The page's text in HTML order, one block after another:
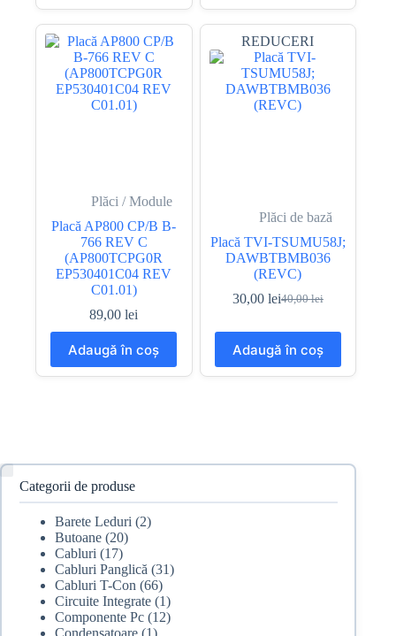
Plăci / Module
Placă AP800 CP/B B-
766 REV C
(AP800TCPG0R
EP530401C04 REV
C01.01)
89,00lei
Adaugă în coș
REDUCERI
Plăci de bază
Placă TVI-TSUMU58J;
DAWBTBMB036
(REVC)
40,00lei
Prețul
fost:
40,00 lei.
30,00 leiPrețul
30,00 lei.
Adaugă în coș
Categorii de produse
Barete Leduri (2)
Butoane (20)
Cabluri (17)
Cabluri Panglică (31)
Cabluri T-Con (66)
Circuite Integrate (1)
Componente Pc (12)
Condensatoare (1)